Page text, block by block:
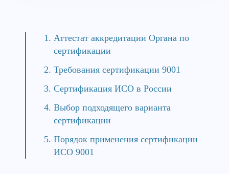
Аттестат аккредитации Органа по
сертификации
Требования сертификации 9001
Сертификация ИСО в России
Выбор подходящего варианта
сертификации
Порядок применения сертификации
ИСО 9001